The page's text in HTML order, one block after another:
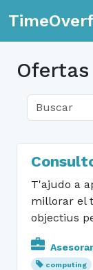
Ofertas
T'ajudo a
millorar el
objectius
computing